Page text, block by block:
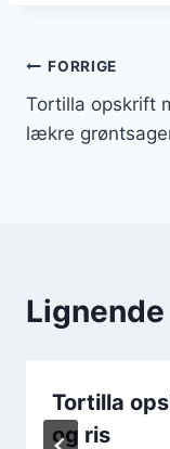
FORRIGE
Tortilla opskrift
lækre
Tortilla
og ris